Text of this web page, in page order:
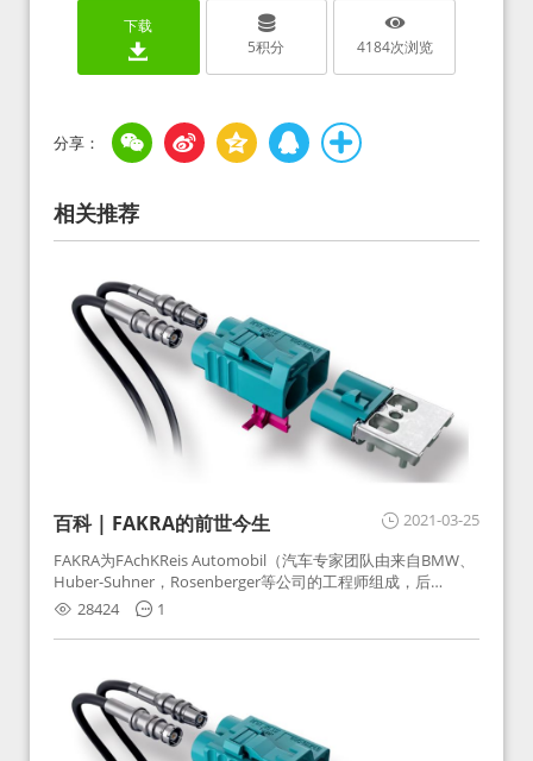
下载
5积分 4184次浏览
相关推荐
2021-03-25
百科 | FAKRA的前世今生
FAKRA为FAchKReis Automobil（汽车专家团队由来自BMW、
Huber-Suhner，Rosenberger等公司的工程师组成，后
Huber-Suhner相关连接器业务及技术在2010年并入
Rosenberger）缩写。起初为BMW需求用于车载收音机天线连
接，如今FAKRA已成为汽车行业通用标准的射频连接器，被业
28424 1